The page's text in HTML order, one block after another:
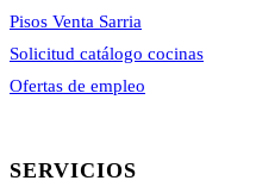
Pisos Venta Sarria
Solicitud catálogo cocinas
Ofertas de empleo
SERVICIOS